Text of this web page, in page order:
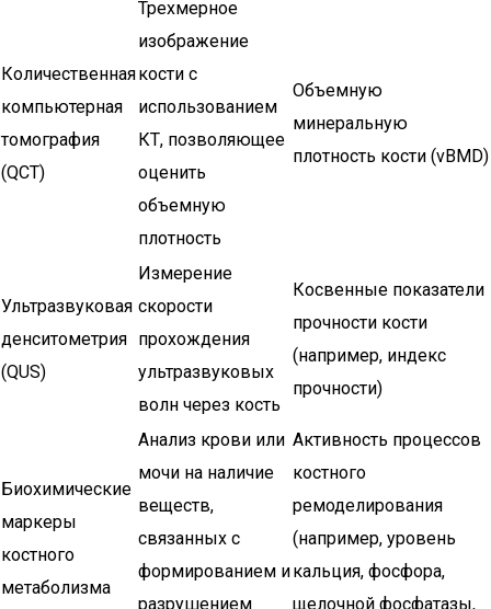
Количественная
компьютерная
томография
(QCT)
Трехмерное
изображение
кости с
использованием
КТ, позволяющее
оценить
объемную
плотность
Объемную
минеральную
плотность кости (vBMD)
Ультразвуковая
денситометрия
(QUS)
Измерение
скорости
прохождения
ультразвуковых
волн через кость
Косвенные показатели
прочности кости
(например, индекс
прочности)
Биохимические
маркеры
костного
метаболизма
Анализ крови или
мочи на наличие
веществ,
связанных с
формированием и
разрушением
Активность процессов
костного
ремоделирования
(например, уровень
кальция, фосфора,
щелочной фосфатазы,